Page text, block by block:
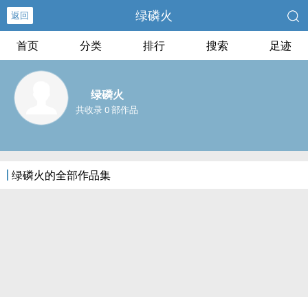
返回 绿磷火
首页 分类 排行 搜索 足迹
绿磷火
共收录 0 部作品
绿磷火的全部作品集